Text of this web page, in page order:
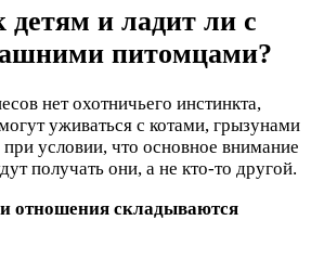
и ладит ли с
питомцами?
нет охотничьего инстинкта,
уживаться с котами, грызунами
условии, что основное внимание
получать они, а не кто-то другой.
отношения складываются